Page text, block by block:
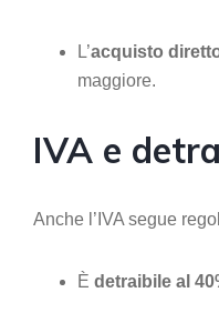
L’acquisto
maggiore.
IVA e
Anche l’IVA segue
È detraibile al